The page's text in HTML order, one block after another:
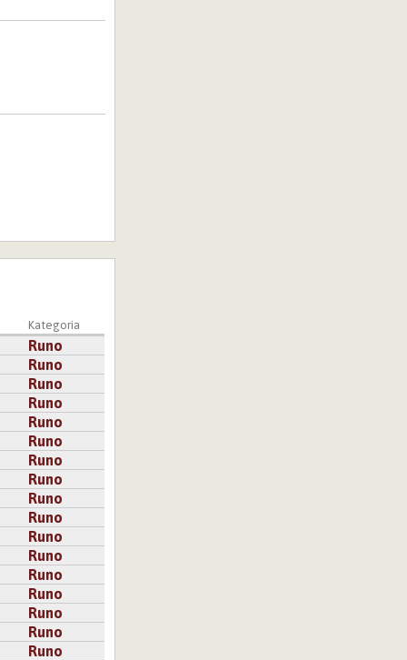
Kategoria
Runo
Runo
Runo
Runo
Runo
Runo
Runo
Runo
Runo
Runo
Runo
Runo
Runo
Runo
Runo
Runo
Runo